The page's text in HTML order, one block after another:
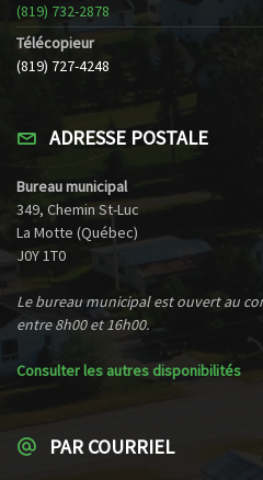
(819) 732-2878
Télécopieur
(819) 727-4248
ADRESSE POSTALE
Bureau municipal
349, Chemin St-Luc
La Motte (Québec)
J0Y 1T0
Le bureau municipal est ouvert au
entre 8h00 et 16h00.
Consulter les autres disponibilités
PAR COURRIEL